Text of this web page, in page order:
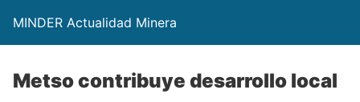
MINDER Actualidad Minera
Metso contribuye desarrollo local